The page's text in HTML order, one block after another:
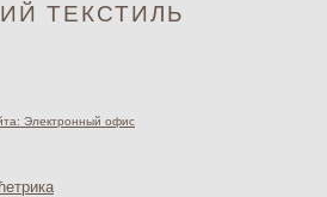
ТЕКСТИЛЬ
Электронный офис